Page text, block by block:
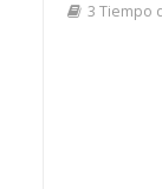
3 Tiempo